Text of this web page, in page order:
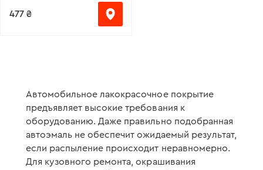
477 ₴
Автомобильное лакокрасочное покрытие
предъявляет высокие требования к
оборудованию. Даже правильно подобранная
автоэмаль не обеспечит ожидаемый результат,
если распыление происходит неравномерно.
Для кузовного ремонта, окрашивания